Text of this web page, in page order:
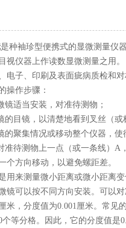
是种袖珍型便携式的显微测量仪
视仪器上作读数显微测量之用
电子、印刷及表面疵病质检和
作步骤：
适当安装，对准待测物；
目镜，以清楚地看到叉丝（或
集情况或移动整个仪器，使
测物上一点（或一条线）A
个方向移动，以避免螺距差。
来测量微小距离或微小距离变
镜可以按不同方向安装。可以
米，分度值为0.001厘米。常见
个等分格。因此，它的分度值是